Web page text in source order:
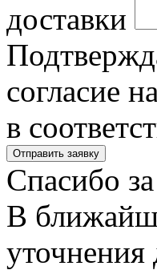
доставки
согласие
в
Спасибо за
В
уточнения